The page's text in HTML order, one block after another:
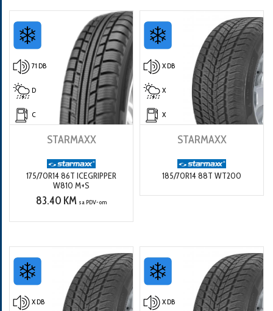
71 DB
D
C
STARMAXX
175/70R14 86T ICEGRIPPER
W810 M+S
83.40 KM sa PDV-om
X DB
X
X
STARMAXX
185/70R14 88T WT200
X DB X DB